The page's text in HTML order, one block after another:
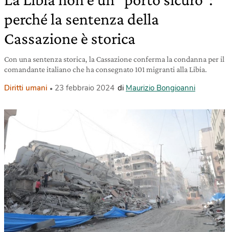
perché la sentenza della
Cassazione è storica
Con una sentenza storica, la Cassazione conferma la condanna per il
comandante italiano che ha consegnato 101 migranti alla Libia.
Diritti umani 23 febbraio 2024 di Maurizio Bongioanni